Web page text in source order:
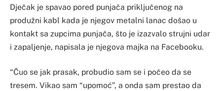
Dječak je spavao pored punjača priključenog na
produžni kabl kada je njegov metalni lanac došao u
kontakt sa zupcima punjača, što je izazvalo strujni udar
i zapaljenje, napisala je njegova majka na Facebooku.
“Čuo se jak prasak, probudio sam se i počeo da se
tresem. Vikao sam “upomoć”, a onda sam prestao da